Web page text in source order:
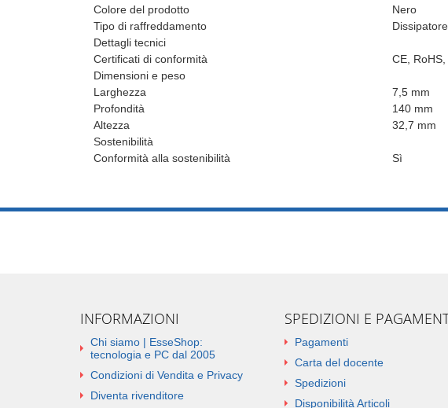
Colore del prodotto
Nero
Tipo di raffreddamento
Dissipatore
Dettagli tecnici
Certificati di conformità
CE, RoHS,
Dimensioni e peso
Larghezza
7,5 mm
Profondità
140 mm
Altezza
32,7 mm
Sostenibilità
Conformità alla sostenibilità
Sì
INFORMAZIONI
Chi siamo | EsseShop:
tecnologia e PC dal 2005
Condizioni di Vendita e Privacy
Diventa rivenditore
SPEDIZIONI E
Pagamenti
Carta del docente
Spedizioni
Disponibilità Articoli